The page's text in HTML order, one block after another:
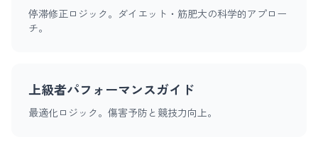
停滞修正ロジック。ダイエット・筋肥大の科学的アプロー
チ。
上級者パフォーマンスガイド
最適化ロジック。傷害予防と競技力向上。